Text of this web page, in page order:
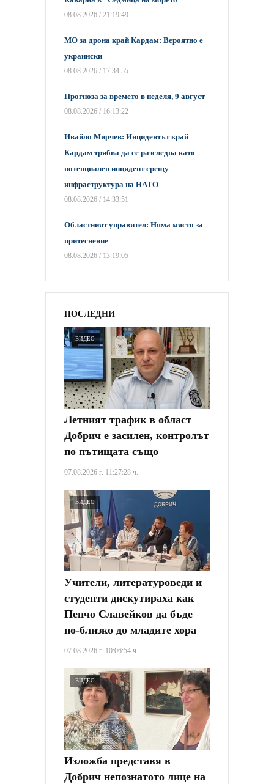
08.08.2026 / 21:19:49
МО за дрона край Кардам: Вероятно е
украински
08.08.2026 / 17:34:55
Прогноза за времето в неделя, 9 август
08.08.2026 / 16:13:22
Ивайло Мирчев: Инцидентът край
Кардам трябва да се разследва като
потенциален инцидент срещу
инфраструктура на НАТО
08.08.2026 / 14:33:51
Областният управител: Няма място за
притеснение
08.08.2026 / 13:19:05
ПОСЛЕДНИ
ВИДЕО
Летният трафик в област
Добрич е засилен, контролът
по пътищата също
07.08.2026 г. 11:27:28 ч.
ВИДЕО
Учители, литературоведи и
студенти дискутираха как
Пенчо Славейков да бъде
по-близко до младите хора
07.08.2026 г. 10:06:54 ч.
ВИДЕО
Изложба представя в
Добрич непознатото лице на